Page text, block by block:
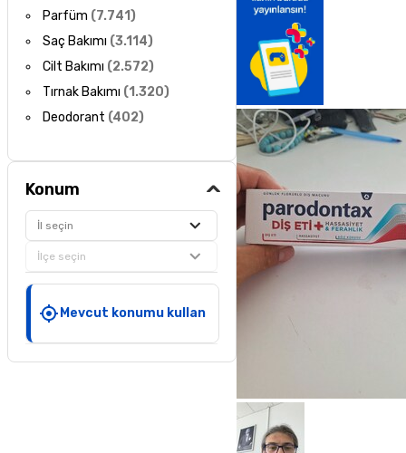
Parfüm (7.741)
Saç Bakımı (3.114)
Cilt Bakımı (2.572)
Tırnak Bakımı (1.320)
Deodorant (402)
Konum
İl seçin
İlçe seçin
Mevcut konumu kullan